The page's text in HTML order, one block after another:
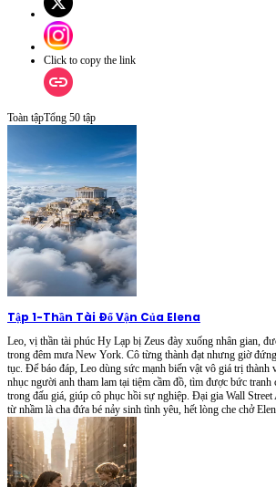
Click to copy the link
Toàn tậpTổng 50 tập
Tập 1-Thần Tài Đổ Vận Của Elena
Leo, vị thần tài phúc Hy Lạp bị Zeus đày xuống nhân gian,
trong đêm mưa New York. Cô từng thành đạt nhưng giờ
tục. Để báo đáp, Leo dùng sức mạnh biến vật vô giá trị thành
nhục người anh tham lam tại tiệm cầm đồ, tìm được bức tranh
trong đấu giá, giúp cô phục hồi sự nghiệp. Đại gia Wall
từ nhầm là cha đứa bé nảy sinh tình yêu, hết lòng che chở